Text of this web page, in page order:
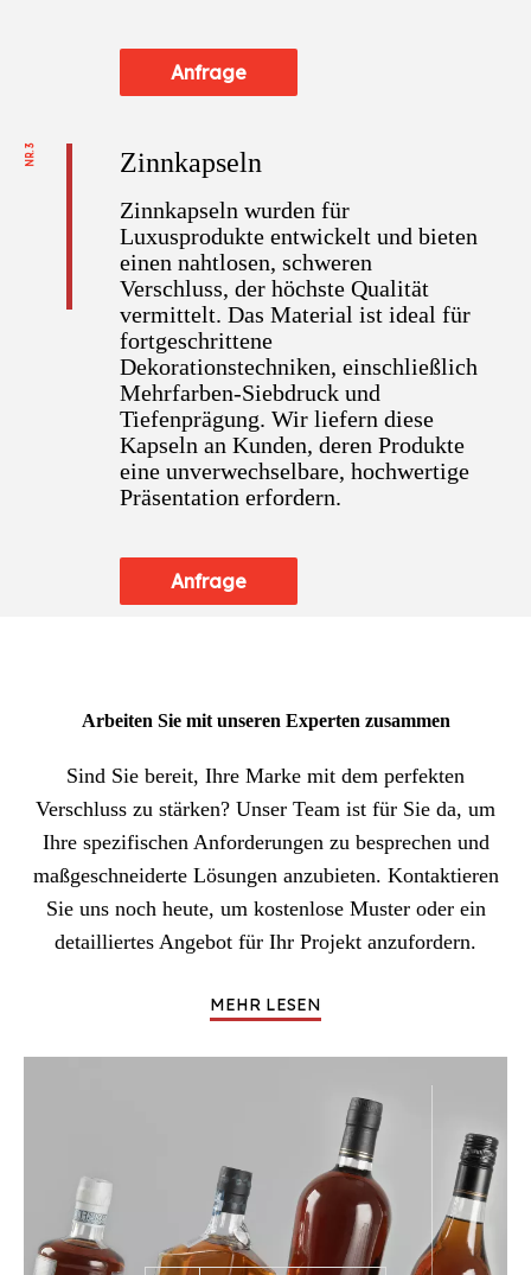
Anfrage
NR. 3 Zinnkapseln
Zinnkapseln wurden für
Luxusprodukte entwickelt und bieten
einen nahtlosen, schweren
Verschluss, der höchste Qualität
vermittelt. Das Material ist ideal für
fortgeschrittene
Dekorationstechniken, einschließlich
Mehrfarben-Siebdruck und
Tiefenprägung. Wir liefern diese
Kapseln an Kunden, deren Produkte
eine unverwechselbare, hochwertige
Präsentation erfordern.​​​​​​​
Anfrage
Arbeiten Sie mit unseren Experten zusammen
Sind Sie bereit, Ihre Marke mit dem perfekten
Verschluss zu stärken? Unser Team ist für Sie da, um
Ihre spezifischen Anforderungen zu besprechen und
maßgeschneiderte Lösungen anzubieten. Kontaktieren
Sie uns noch heute, um kostenlose Muster oder ein
detailliertes Angebot für Ihr Projekt anzufordern.
MEHR LESEN